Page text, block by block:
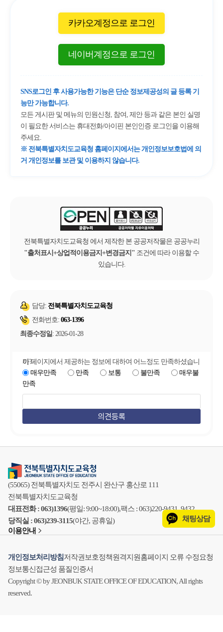
카카오계정으로 로그인
네이버계정으로 로그인
SNS로그인 후 사용가능한 기능은 단순 정보제공성의 글 등록 기
능만 가능합니다.
모든 게시판 및 메뉴의 민원신청, 참여, 제안 등과 같은 본인 실명
이 필요한 서비스는 휴대전화/아이핀 본인인증 로그인을 이용해
주세요.
※ 전북특별자치도교육청 홈페이지에서는 개인정보보호법에 의
거 개인정보를 보관 및 이용하지 않습니다.
전북특별자치도교육청 에서 제작한 본 공공저작물은 공공누리
출처표시+상업적이용금지+변경금지
조건에 따라 이용할 수
있습니다.
담당: 전북특별자치도교육청
전화번호: 063-1396
최종수정일: 2026-01-28
이 페이지에서 제공하는 정보에 대하여 어느정도 만족하셨습니까?
매우만족
만족 보통 불만족
매우불
만족
(55065) 전북특별자치도 전주시 완산구 홍산로 111
전북특별자치도교육청
대표전화 : 063)1396(평일: 9:00~18:00),팩스 : 063)220-9431, 9432
당직실 : 063)239-3115(야간, 공휴일)
이용안내
채팅상담
개인정보처리방침저작권보호정책원격지원홈페이지 오류 수정요청
정보통신접근성 품질인증서
Copyright © by JEONBUK STATE OFFICE OF EDUCATION, All rights
reserved.